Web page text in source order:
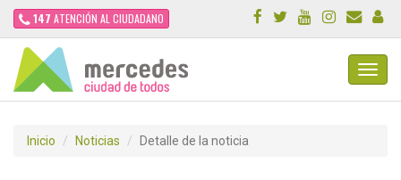
147 ATENCIÓN AL CIUDADANO
Inicio Noticias Detalle de la noticia